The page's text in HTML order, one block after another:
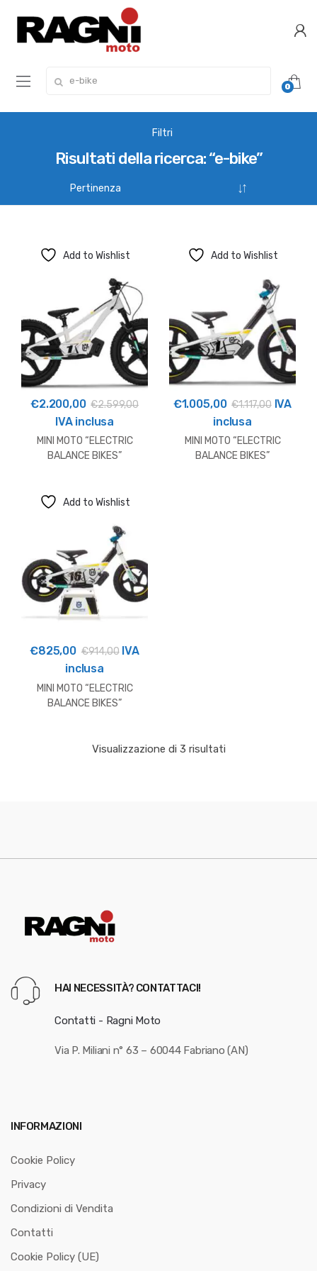
navigation
content
for:
0
Filtri
Risultati della ricerca: “e-bike”
Add to Wishlist
€2.200,00 €2.599,00
IVA inclusa
MINI MOTO “ELECTRIC
BALANCE BIKES”
Add to Wishlist
€1.005,00 €1.117,00IVA
inclusa
MINI MOTO “ELECTRIC
BALANCE BIKES”
Add to Wishlist
€825,00 €914,00IVA
inclusa
MINI MOTO “ELECTRIC
BALANCE BIKES”
Visualizzazione di 3 risultati
HAI NECESSITÀ? CONTATTACI!
Contatti - Ragni Moto
Via P. Miliani n° 63 – 60044 Fabriano (AN)
INFORMAZIONI
Cookie Policy
Privacy
Condizioni di Vendita
Contatti
Cookie Policy (UE)